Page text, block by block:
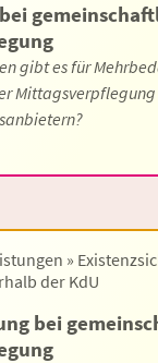
gibt es für
Mittagsverpflegung
»
der KdU
bei